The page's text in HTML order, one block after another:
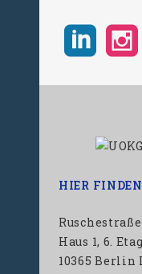
HIER
Ruschestraße
Haus 1, 6.
10365 Berlin